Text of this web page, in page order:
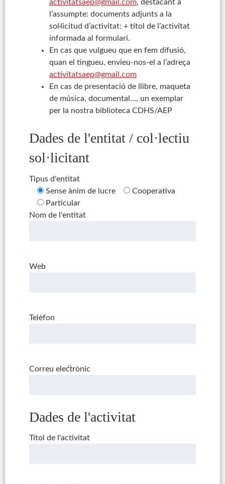
activitatsaep@gmail.com, destacant a
l’assumpte: documents adjunts a la
sol·licitud d’activitat: + títol de l’activitat
informada al formulari.
En cas que vulgueu que en fem difusió,
quan el tingueu, envieu-nos-el a l’adreça
activitatsaep@gmail.com
En cas de presentació de llibre, maqueta
de música, documental…, un exemplar
per la nostra biblioteca CDHS/AEP
Dades de l'entitat / col·lectiu
sol·licitant
Tipus d'entitat
Sense ànim de lucre
Cooperativa
Particular
Nom de l'entitat
Web
Telèfon
Correu electrònic
Dades de l'activitat
Títol de l'activitat